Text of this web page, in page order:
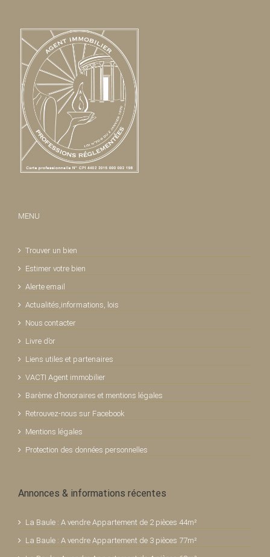
MENU
Trouver un bien
Estimer votre bien
Alerte email
Actualités,informations, lois
Nous contacter
Livre d’or
Liens utiles et partenaires
VACTI Agent immobilier
Barème d’honoraires et mentions légales
Retrouvez-nous sur Facebook
Mentions légales
Protection des données personnelles
Annonces & informations récentes
La Baule : A vendre Appartement de 2 pièces 44m²
La Baule : A vendre Appartement de 3 pièces 77m²